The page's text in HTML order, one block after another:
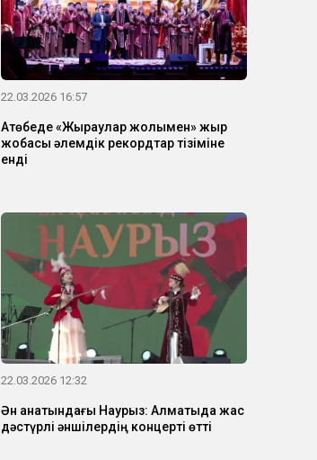
22.03.2026 16:57
Ақтөбеде «Жыраулар жолымен» жыр
жобасы әлемдік рекордтар тізіміне
енді
22.03.2026 12:32
Ән қанатындағы Наурыз: Алматыда жас
дәстүрлі әншілердің концерті өтті